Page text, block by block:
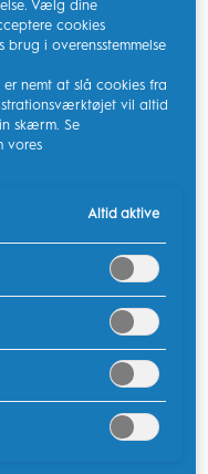
men du kan få dem
makeover, der
der limes til tandens
tilfredsstillende
type:
som direkte facader,
tænderne ved et
omkring
1500 DKK
Vælg dine
cookies
i overensstemmelse
er nemt at slå cookies fra
vil altid
skærm. Se
vores
Altid aktive